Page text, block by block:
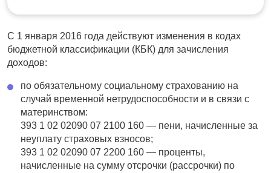
С 1 января 2016 года действуют изменения в кодах
бюджетной классификации (КБК) для зачисления
доходов:
по обязательному социальному страхованию на
случай временной нетрудоспособности и в связи с
материнством:
393 1 02 02090 07 2100 160 — пени, начисленные за
неуплату страховых взносов;
393 1 02 02090 07 2200 160 — проценты,
начисленные на сумму отсрочки (рассрочки) по